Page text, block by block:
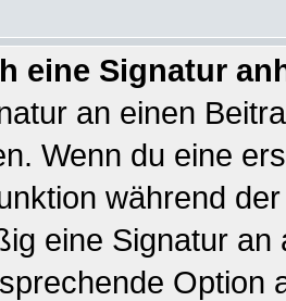
eine Signatur
an einen
Wenn du eine
während
eine Signatur
Option